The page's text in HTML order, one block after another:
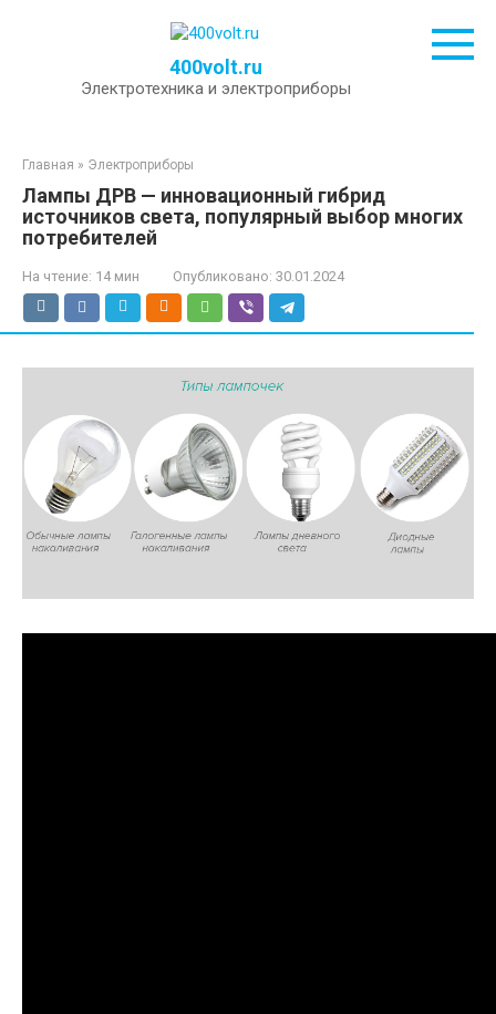
400volt.ru
Электротехника и электроприборы
Главная » Электроприборы
Лампы ДРВ — инновационный гибрид
источников света, популярный выбор многих
потребителей
На чтение: 14 мин Опубликовано: 30.01.2024